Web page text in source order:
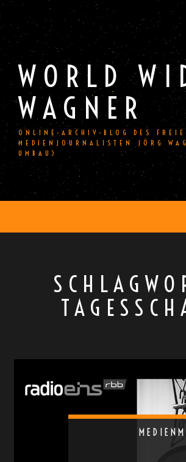
Skip
to
content
WORLD
WAGNER
ONLINE-ARCHIV-BLOG DES
MEDIENJOURNALISTEN JÖRG
UMBAU)